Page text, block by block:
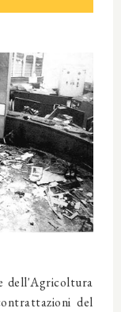
dell'Agricoltura
del